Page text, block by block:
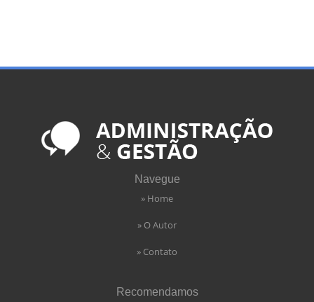
Navegue
» Home
» O Autor
» Contato
Recomendamos